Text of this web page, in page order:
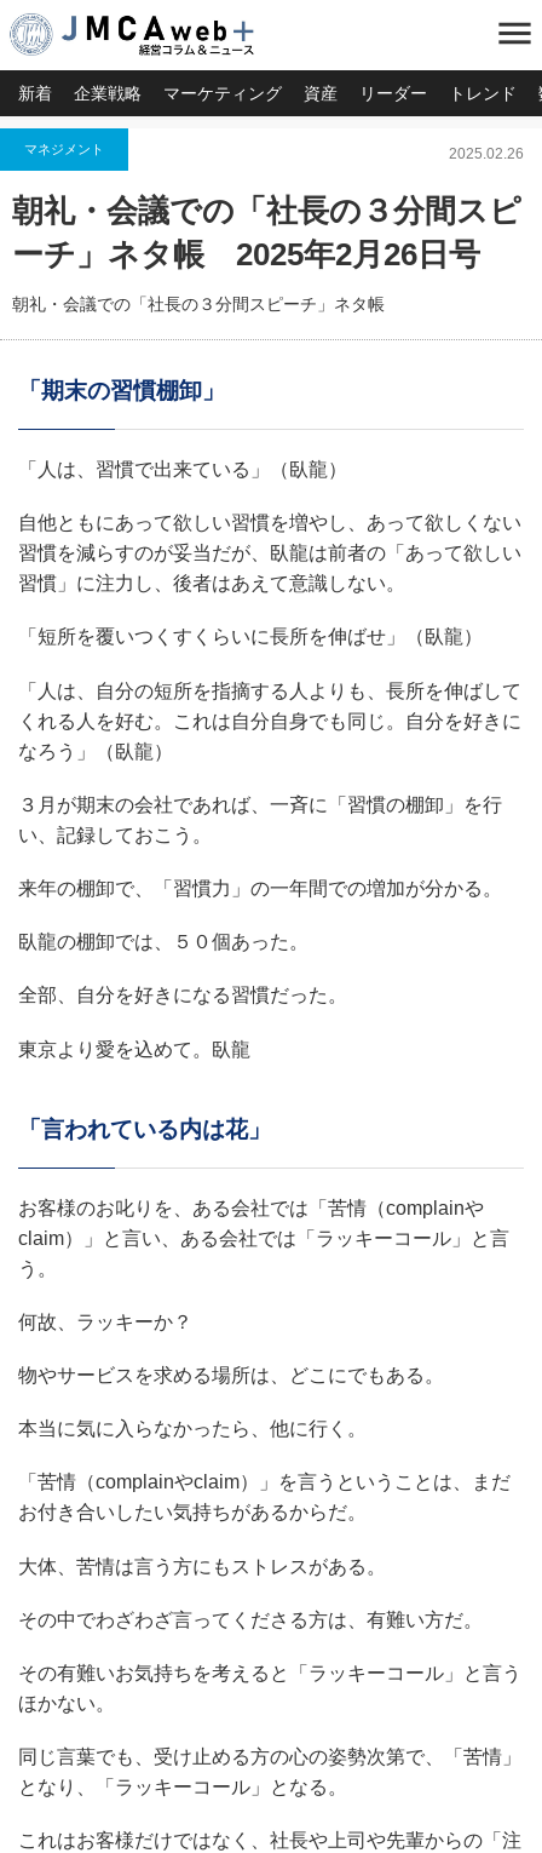
menu
新着 企業戦略 マーケティング 資産 リーダー トレンド
マネジメント 2025.02.26
朝礼・会議での「社長の３分間スピ
ーチ」ネタ帳 2025年2月26日号
朝礼・会議での「社長の３分間スピーチ」ネタ帳
「期末の習慣棚卸」
「人は、習慣で出来ている」（臥龍）
自他ともにあって欲しい習慣を増やし、あって欲しくない
習慣を減らすのが妥当だが、臥龍は前者の「あって欲しい
習慣」に注力し、後者はあえて意識しない。
「短所を覆いつくすくらいに長所を伸ばせ」（臥龍）
「人は、自分の短所を指摘する人よりも、長所を伸ばして
くれる人を好む。これは自分自身でも同じ。自分を好きに
なろう」（臥龍）
３月が期末の会社であれば、一斉に「習慣の棚卸」を行
い、記録しておこう。
来年の棚卸で、「習慣力」の一年間での増加が分かる。
臥龍の棚卸では、５０個あった。
全部、自分を好きになる習慣だった。
東京より愛を込めて。臥龍
「言われている内は花」
お客様のお叱りを、ある会社では「苦情（complainや
claim）」と言い、ある会社では「ラッキーコール」と言
う。
何故、ラッキーか？
物やサービスを求める場所は、どこにでもある。
本当に気に入らなかったら、他に行く。
「苦情（complainやclaim）」を言うということは、まだ
お付き合いしたい気持ちがあるからだ。
大体、苦情は言う方にもストレスがある。
その中でわざわざ言ってくださる方は、有難い方だ。
その有難いお気持ちを考えると「ラッキーコール」と言う
ほかない。
同じ言葉でも、受け止める方の心の姿勢次第で、「苦情」
となり、「ラッキーコール」となる。
これはお客様だけではなく、社長や上司や先輩からの「注